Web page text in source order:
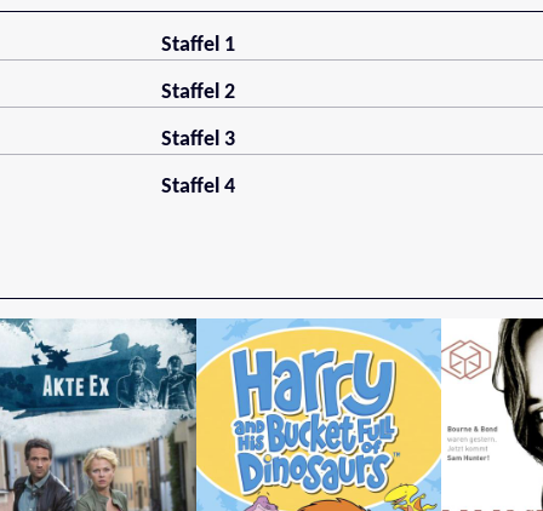
Staffel 1
Staffel 2
Staffel 3
Staffel 4